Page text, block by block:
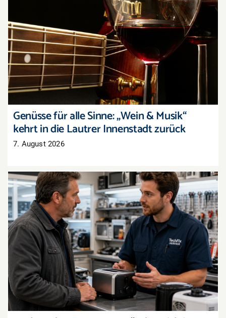
Genüsse für alle Sinne: „Wein & Musik“ kehrt in
die Lautrer Innenstadt zurück
Genüsse für alle Sinne: „Wein & Musik“
kehrt in die Lautrer Innenstadt zurück
7. August 2026
Recht auf Reparatur: Das ändert sich jetzt im
Reklamationsalltag